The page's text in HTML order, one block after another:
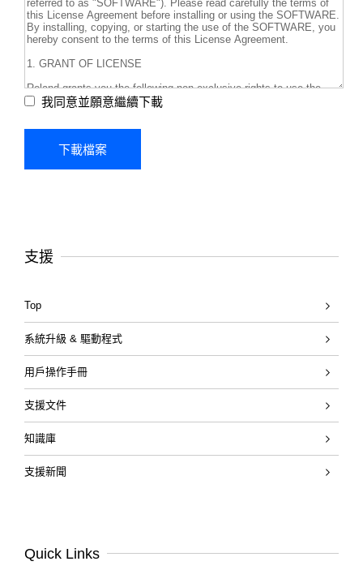
我同意並願意繼續下載
支援
Top
系統升級 & 驅動程式
用戶操作手冊
支援文件
知識庫
支援新聞
Quick Links